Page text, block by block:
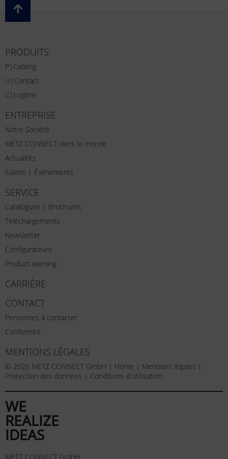
PRODUITS
P|Cabling
U|Contact
C|Logline
ENTREPRISE
Notre Société
METZ CONNECT dans le monde
Actualités
Salons | Évènements
SERVICE
Catalogues | Brochures
Téléchargements
Newsletter
Configurateurs
Product warning
CARRIÈRE
CONTACT
Personnes à contacter
Conformité
MENTIONS LÉGALES
© 2026 METZ CONNECT GmbH | Home | Mentions légales |
Protection des données | Conditions d'utilisation
WE
REALIZE
IDEAS
METZ CONNECT GmbH